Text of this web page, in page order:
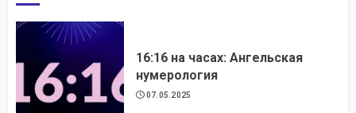
16:16 на часах: Ангельская
нумерология
07.05.2025